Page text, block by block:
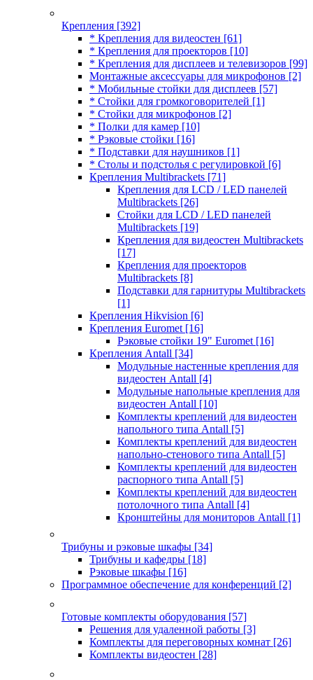
Крепления [392]
* Крепления для видеостен [61]
* Крепления для проекторов [10]
* Крепления для дисплеев и телевизоров [99]
Монтажные аксессуары для микрофонов [2]
* Мобильные стойки для дисплеев [57]
* Стойки для громкоговорителей [1]
* Стойки для микрофонов [2]
* Полки для камер [10]
* Рэковые стойки [16]
* Подставки для наушников [1]
* Столы и подстолья с регулировкой [6]
Крепления Multibrackets [71]
Крепления для LCD / LED панелей
Multibrackets [26]
Стойки для LCD / LED панелей
Multibrackets [19]
Крепления для видеостен Multibrackets
[17]
Крепления для проекторов
Multibrackets [8]
Подставки для гарнитуры Multibrackets
[1]
Крепления Hikvision [6]
Крепления Euromet [16]
Рэковые стойки 19" Euromet [16]
Крепления Antall [34]
Модульные настенные крепления для
видеостен Antall [4]
Модульные напольные крепления для
видеостен Antall [10]
Комплекты креплений для видеостен
напольного типа Antall [5]
Комплекты креплений для видеостен
напольно-стенового типа Antall [5]
Комплекты креплений для видеостен
распорного типа Antall [5]
Комплекты креплений для видеостен
потолочного типа Antall [4]
Кронштейны для мониторов Antall [1]
Трибуны и рэковые шкафы [34]
Трибуны и кафедры [18]
Рэковые шкафы [16]
Программное обеспечение для конференций [2]
Готовые комплекты оборудования [57]
Решения для удаленной работы [3]
Комплекты для переговорных комнат [26]
Комплекты видеостен [28]